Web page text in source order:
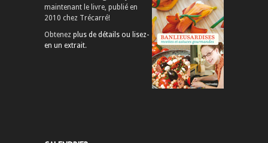
maintenant le livre, publié en
2010 chez Trécarré!
Obtenez plus de détails ou lisez-
en un extrait.